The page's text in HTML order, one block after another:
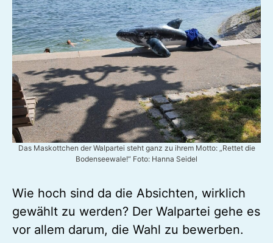
Das Maskottchen der Walpartei steht ganz zu ihrem Motto: „Rettet die
Bodenseewale!“ Foto: Hanna Seidel
Wie hoch sind da die Absichten, wirklich
gewählt zu werden? Der Walpartei gehe es
vor allem darum, die Wahl zu bewerben.